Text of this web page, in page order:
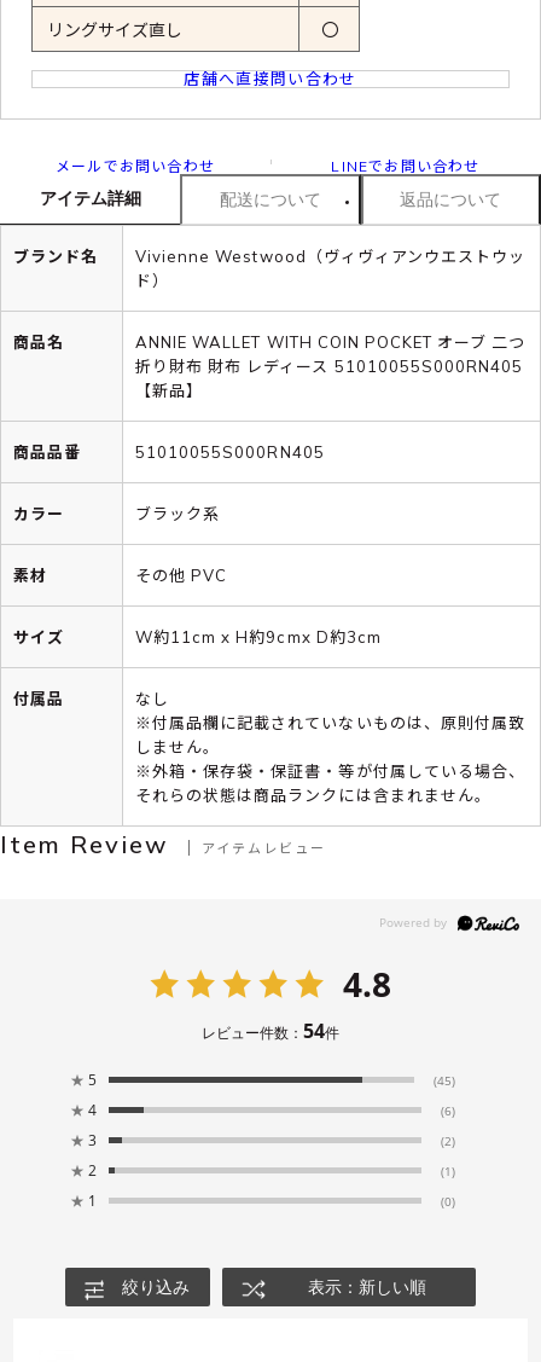
リングサイズ直し 〇
店舗へ直接問い合わせ
メールでお問い合わせ LINEでお問い合わせ
アイテム詳細 配送について 返品について
ブランド名
Vivienne Westwood（ヴィヴィアンウエストウッ
ド）
商品名
ANNIE WALLET WITH COIN POCKET オーブ 二つ
折り財布 財布 レディース 51010055S000RN405
【新品】
商品品番 51010055S000RN405
カラー ブラック系
素材 その他 PVC
サイズ W約11cm x H約9cmx D約3cm
付属品
なし
※付属品欄に記載されていないものは、原則付属致
しません。
※外箱・保存袋・保証書・等が付属している場合、
それらの状態は商品ランクには含まれません。
Item Review アイテムレビュー
4.8
レビュー件数： 54件
★ 5 (45)
★ 4 (6)
★ 3 (2)
★ 2 (1)
★ 1 (0)
絞り込み 表示：新しい順